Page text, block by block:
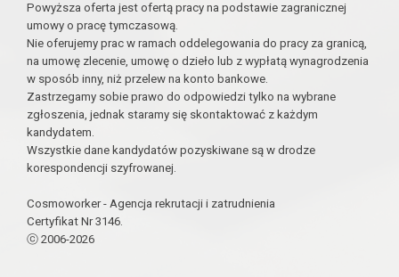
Powyższa oferta jest ofertą pracy na podstawie zagranicznej
umowy o pracę tymczasową.
Nie oferujemy prac w ramach oddelegowania do pracy za granicą,
na umowę zlecenie, umowę o dzieło lub z wypłatą wynagrodzenia
w sposób inny, niż przelew na konto bankowe.
Zastrzegamy sobie prawo do odpowiedzi tylko na wybrane
zgłoszenia, jednak staramy się skontaktować z każdym
kandydatem.
Wszystkie dane kandydatów pozyskiwane są w drodze
korespondencji szyfrowanej.
Cosmoworker - Agencja rekrutacji i zatrudnienia
Certyfikat Nr 3146.
ⓒ 2006-2026